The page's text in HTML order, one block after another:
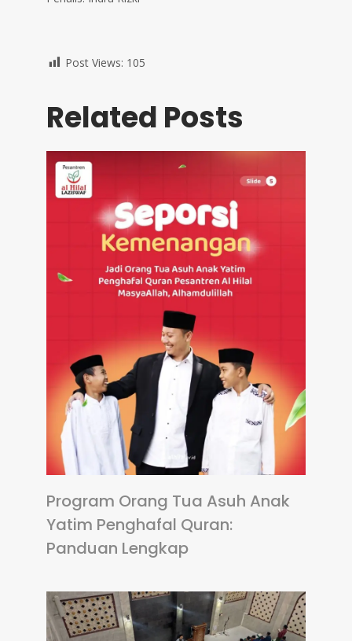
Post Views: 105
Related Posts
Program Orang Tua Asuh Anak
Yatim Penghafal Quran:
Panduan Lengkap